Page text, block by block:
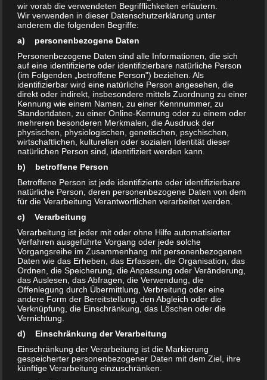
mit freundlichen Grüßen
Matthias Gehrmann
Teilen mit:
Drucken E-Mail
Ähnliche Beiträge
Protokollentwurf GWA -Treffen
vom 24.4.2024
22. Mai 2024
In "Aktuelles"
GWA Neu Olvenstedt lädt ein
5. April 2024
In "Aktuelles"
Protokollentwurf GWA-
SITZUNG 12.6.24
16. Juni 2024
In "Aktuelles"
Schlagwörter:
DAS KÖNNTE DICH AUCH INTERESSIEREN …
wir vorab die verwendeten Begrifflichkeiten erläutern.
Wir verwenden in dieser Datenschutzerklärung unter
anderem die folgenden Begriffe:
a) personenbezogene Daten
Personenbezogene Daten sind alle Informationen, die sich
auf eine identifizierte oder identifizierbare natürliche Person
(im Folgenden „betroffene Person") beziehen. Als
identifizierbar wird eine natürliche Person angesehen, die
direkt oder indirekt, insbesondere mittels Zuordnung zu einer
Kennung wie einem Namen, zu einer Kennnummer, zu
Standortdaten, zu einer Online-Kennung oder zu einem oder
mehreren besonderen Merkmalen, die Ausdruck der
physischen, physiologischen, genetischen, psychischen,
wirtschaftlichen, kulturellen oder sozialen Identität dieser
natürlichen Person sind, identifiziert werden kann.
b) betroffene Person
Betroffene Person ist jede identifizierte oder identifizierbare
natürliche Person, deren personenbezogene Daten von dem
für die Verarbeitung Verantwortlichen verarbeitet werden.
c) Verarbeitung
Verarbeitung ist jeder mit oder ohne Hilfe automatisierter
Verfahren ausgeführte Vorgang oder jede solche
Vorgangsreihe im Zusammenhang mit personenbezogenen
Daten wie das Erheben, das Erfassen, die Organisation, das
Ordnen, die Speicherung, die Anpassung oder Veränderung,
das Auslesen, das Abfragen, die Verwendung, die
Offenlegung durch Übermittlung, Verbreitung oder eine
andere Form der Bereitstellung, den Abgleich oder die
Verknüpfung, die Einschränkung, das Löschen oder die
Vernichtung.
d) Einschränkung der Verarbeitung
Einschränkung der Verarbeitung ist die Markierung
gespeicherter personenbezogener Daten mit dem Ziel, ihre
künftige Verarbeitung einzuschränken.